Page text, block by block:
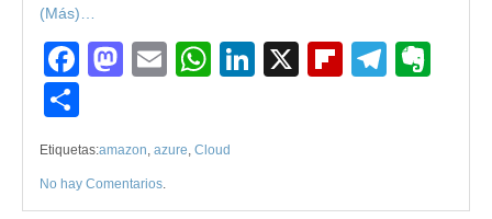
(Más)…
Facebook
Mastodon
EmailWhatsApp
LinkedIn
X Flipboard
Etiquetas:amazon, azure, Cloud
No hay Comentarios.